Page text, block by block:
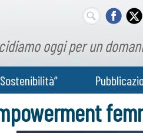
oggi per un